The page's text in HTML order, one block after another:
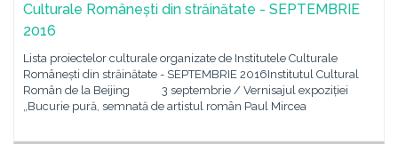
Culturale Românești din străinătate - SEPTEMBRIE
2016
Lista proiectelor culturale organizate de Institutele Culturale
Românești din străinătate - SEPTEMBRIE 2016Institutul Cultural
Român de la Beijing 3 septembrie / Vernisajul expoziției
„Bucurie pură, semnată de artistul român Paul Mircea